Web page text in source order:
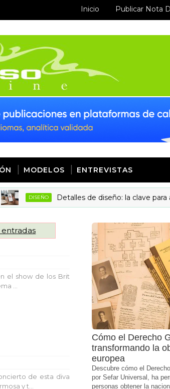
Inicio Publicar Nota
MODELOS ENTREVISTAS
DISEÑO Detalles de diseño: la clave para
el show de los Brit
...
de esta diva
y t...
Cómo el Derecho
transformando la
europea
Descubre cómo el
por Sefar Universal, ha
personas obtener la